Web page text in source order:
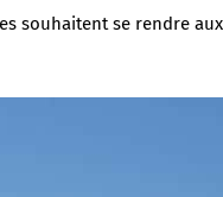
se rendre